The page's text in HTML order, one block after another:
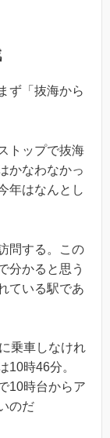
ず「抜海から
トップで抜海
かなわなかっ
年はなんとし
問する。この
分かると思う
ている駅であ
乗車しなけれ
10時46分。
10時台からア
のだ